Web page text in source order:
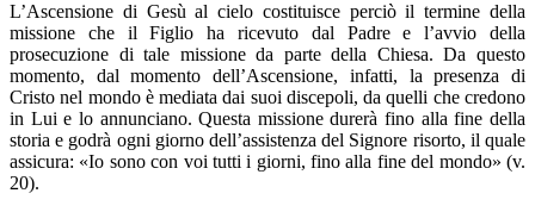
L’Ascensione di Gesù al cielo costituisce perciò il termine della
missione che il Figlio ha ricevuto dal Padre e l’avvio della
prosecuzione di tale missione da parte della Chiesa. Da questo
momento, dal momento dell’Ascensione, infatti, la presenza di
Cristo nel mondo è mediata dai suoi discepoli, da quelli che credono
in Lui e lo annunciano. Questa missione durerà fino alla fine della
storia e godrà ogni giorno dell’assistenza del Signore risorto, il quale
assicura: «Io sono con voi tutti i giorni, fino alla fine del mondo» (v.
20).